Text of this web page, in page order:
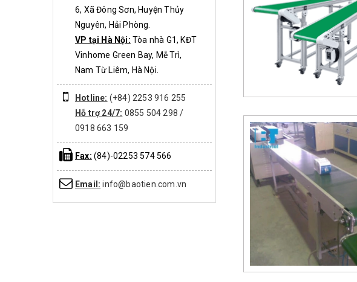
6, Xã Đông Sơn, Huyện Thủy
Nguyên, Hải Phòng.
VP tại Hà Nội: Tòa nhà G1, KĐT
Vinhome Green Bay, Mễ Trì,
Nam Từ Liêm, Hà Nội.
Hotline: (+84) 2253 916 255
Hỗ trợ 24/7: 0855 504 298 /
0918 663 159
Fax: (84)-02253 574 566
Email: info@baotien.com.vn